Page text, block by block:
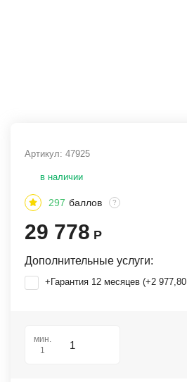
Артикул: 47925
в наличии
297 баллов ?
29 778 Р
Дополнительные услуги:
+Гарантия 12 месяцев (+2 977,80
мин.
1